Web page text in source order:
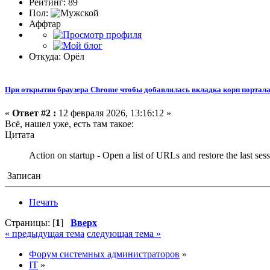
Пол:
Аффтар
Откуда: Орёл
При открытии браузера Chrome чтобы добавлялась вкладка корп
« Ответ #2 : 12 февраля 2026, 13:16:12 »
Всё, нашел уже, есть там такое:
Цитата
Action on startup - Open a list of URLs and restore the last
Записан
Печать
Страницы: [1] Вверх
« предыдущая тема следующая тема »
Форум системных администраторов »
IT »